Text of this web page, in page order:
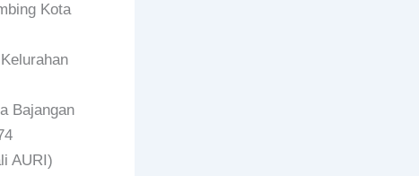
Kota
Bajangan
AURI)